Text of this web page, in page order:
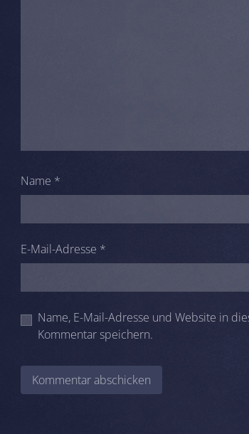
Name *
E-Mail-Adresse *
Name, E-Mail-Adresse und Website in
Kommentar speichern.